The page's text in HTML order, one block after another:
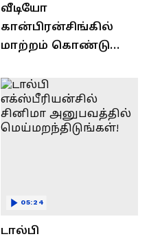
வீடியோ
கான்பிரன்சிங்கில்
மாற்றம் கொண்டு
PC"
டால்பி
05:24